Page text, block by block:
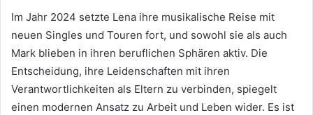
Im Jahr 2024 setzte Lena ihre musikalische Reise mit
neuen Singles und Touren fort, und sowohl sie als auch
Mark blieben in ihren beruflichen Sphären aktiv. Die
Entscheidung, ihre Leidenschaften mit ihren
Verantwortlichkeiten als Eltern zu verbinden, spiegelt
einen modernen Ansatz zu Arbeit und Leben wider. Es ist